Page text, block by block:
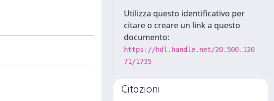
Utilizza questo identificativo per
citare o creare un link a questo
documento:
https://hdl.handle.net/20.500.120
71/1735
Citazioni